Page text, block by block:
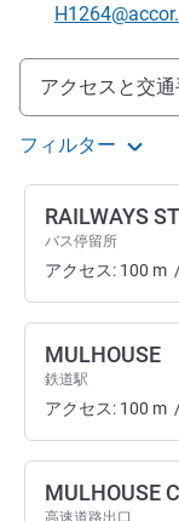
Eメール
アクセスと交通
アクセスと交
フィルター
RAILWAYS
バス停留所
アクセス: 100 m
MULHOUSE
鉄道駅
アクセス: 100 m
MULHOUSE